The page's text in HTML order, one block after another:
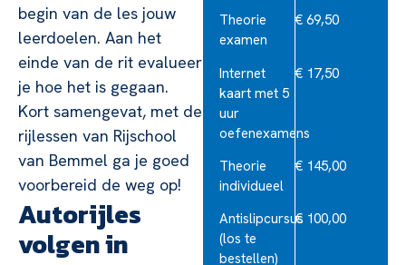
begin van de les jouw
leerdoelen. Aan het
einde van de rit evalueer
je hoe het is gegaan.
Kort samengevat, met de
rijlessen van Rijschool
van Bemmel ga je goed
voorbereid de weg op!
Autorijles
volgen in
Theorie
examen
€ 69,50
Internet
kaart met 5
uur
oefenexamens
€ 17,50
Theorie
individueel
€ 145,00
Antislipcursus
(los te
bestellen)
€ 100,00